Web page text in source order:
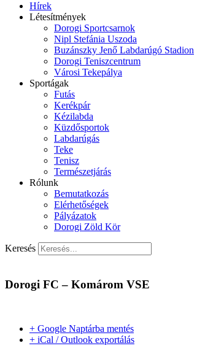
Hírek
Létesítmények
Dorogi Sportcsarnok
Nipl Stefánia Uszoda
Buzánszky Jenő Labdarúgó Stadion
Dorogi Teniszcentrum
Városi Tekepálya
Sportágak
Futás
Kerékpár
Kézilabda
Küzdősportok
Labdarúgás
Teke
Tenisz
Természetjárás
Rólunk
Bemutatkozás
Elérhetőségek
Pályázatok
Dorogi Zöld Kör
Keresés
Dorogi FC – Komárom VSE
+ Google Naptárba mentés
+ iCal / Outlook exportálás